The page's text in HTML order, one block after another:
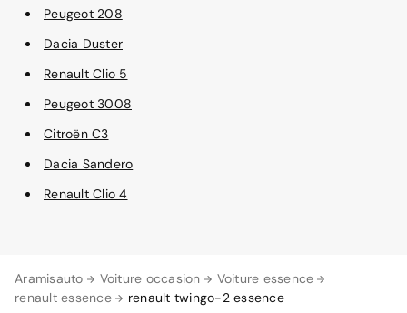
Aramisauto Voiture occasion
Voiture essence
renault essence
renault twingo-2 essence
Peugeot 208
Dacia Duster
Renault Clio 5
Peugeot 3008
Citroën C3
Dacia Sandero
Renault Clio 4